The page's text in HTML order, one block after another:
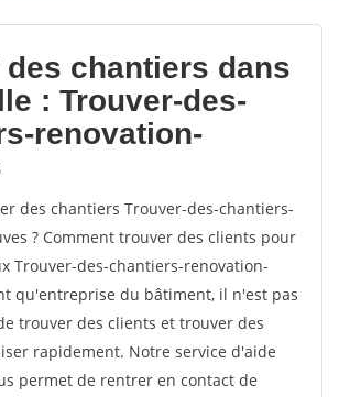
votes
des chantiers dans
: Trouver-des-
renovation-
des chantiers Trouver-des-chantiers-
? Comment trouver des clients pour
Trouver-des-chantiers-renovation-
qu'entreprise du bâtiment, il n'est pas
trouver des clients et trouver des
rapidement. Notre service d'aide
permet de rentrer en contact de